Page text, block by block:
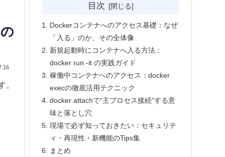
。
目次
Dockerコンテナへのアクセス基礎：なぜ
「入る」のか、その全体像
新規起動時にコンテナへ入る方法：
docker run -it の実践ガイド
稼働中コンテナへのアクセス：docker
execの徹底活用テクニック
docker attachで“主プロセス接続”する意
味と落とし穴
現場で必ず知っておきたい：セキュリテ
ィ・再現性・新機能のTips集
まとめ